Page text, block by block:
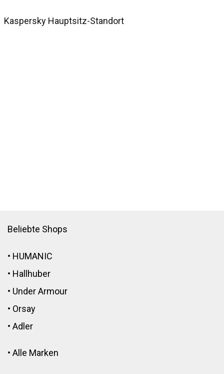
Kaspersky Hauptsitz-Standort
Beliebte Shops
• HUMANIC
• Hallhuber
• Under Armour
• Orsay
• Adler
• Alle Marken